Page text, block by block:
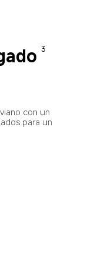
3
con un
para un